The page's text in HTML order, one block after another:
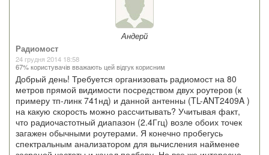
Андерй
Радиомост
24 грудня 2014 18:58
67% користувачів вважають цей відгук корисним
Добрый день! Требуется организовать радиомост на 80
метров прямой видимости посредством двух роутеров (к
примеру тп-линк 741нд) и данной антенны (TL-ANT2409A )
на какую скорость можно рассчитывать? Учитывая факт,
что радиочастотный диапазон (2.4Ггц) возле обоих точек
загажен обычными роутерами. Я конечно пробегусь
спектральным анализатором для вычисления найменее